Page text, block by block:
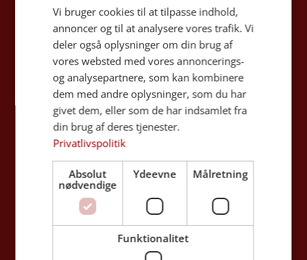
Begravelseshjælp
Digital arv
Begravelse & bisættelse
Bisættelse uden ceremoni
Bisættelse
Begravelse
Askespredning
Omtanke for miljøet
Dødsannoncer
Forudbetalt begravelse
Vi bruger cookies til at tilpasse indhold,
annoncer og til at analysere vores trafik. Vi
deler også oplysninger om din brug af
vores websted med vores annoncerings-
og analysepartnere, som kan kombinere
dem med andre oplysninger, som du har
givet dem, eller som de har indsamlet fra
din brug af deres tjenester.
Privatlivspolitik
Absolut
nødvendige
Ydeevne Målretning
Funktionalitet